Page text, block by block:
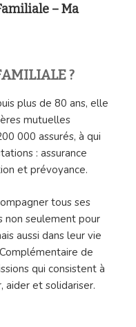
– Ma
?
plus de 80 ans, elle
mutuelles
000 assurés, à qui
: assurance
et prévoyance.
tous ses
non seulement pour
aussi dans leur vie
de
qui consistent à
aider et solidariser.